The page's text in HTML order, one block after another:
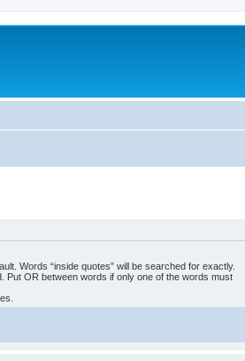
Words “inside quotes” will be searched for exactly.
Put OR between words if only one of the words must